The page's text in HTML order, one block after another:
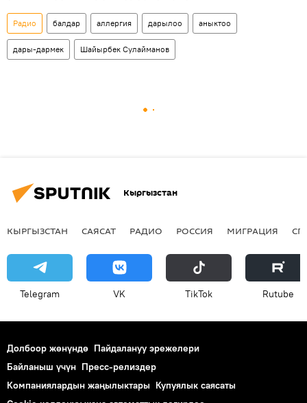
Радио балдар аллергия дарылоо аныктоо
дары-дармек Шайырбек Сулайманов
Кыргызстан
КЫРГЫЗСТАН САЯСАТ РАДИО РОССИЯ МИГРАЦИЯ
Telegram VK ТikТоk Rutube
Долбоор жөнүндө Пайдалануу эрежелери
Байланыш үчүн Пресс-релиздер
Компаниялардын жаңылыктары Купуялык саясаты